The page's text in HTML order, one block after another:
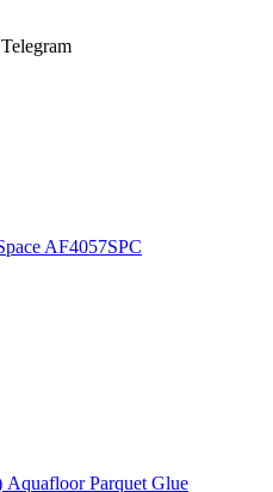
AF4057SPC
Parquet Glue